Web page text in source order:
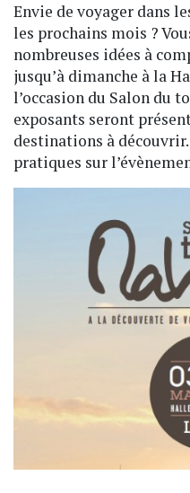
Envie de voyager dans
les prochains mois ?
nombreuses idées à
jusqu’à dimanche à la
l’occasion du Salon du
exposants seront
destinations à
pratiques sur